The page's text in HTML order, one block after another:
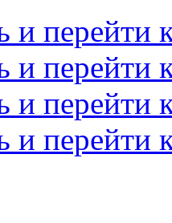
и перейти
и перейти
и перейти
и перейти